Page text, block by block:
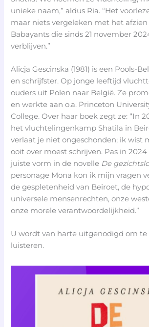
unieke naam,” aldus Ria. “Het
maar niets vergeleken met het afzien
Babayants die sinds 21 november
verblijven.”
Alicja Gescinska (1981) is een Pools-
en schrijfster. Op jonge leeftijd
ouders uit Polen naar België. Ze
en werkte aan o.a. Princeton
College. Over haar boek zegt ze: “In
het vluchtelingenkamp Shatila in
verlaat je niet ongeschonden; ik wist
ooit over moest schrijven. Pas in
juiste vorm in de novelle De
personage Mona kon ik mijn vragen
de gespletenheid van Beiroet, de
universele mensenrechten, onze
onze morele verantwoordelijkheid.”
U wordt van harte uitgenodigd om te
luisteren.